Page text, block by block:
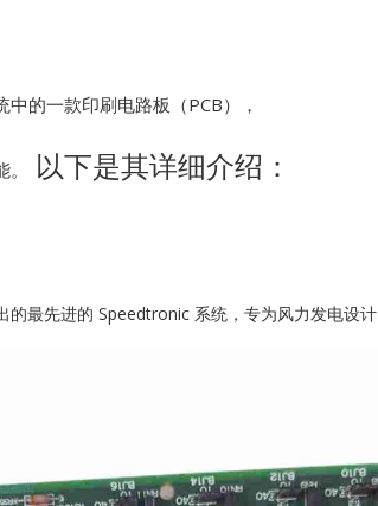
Vibro-
的一款印刷电路板（PCB），
以下是其详细介绍：
最先进的 Speedtronic 系统，专为风力发电设